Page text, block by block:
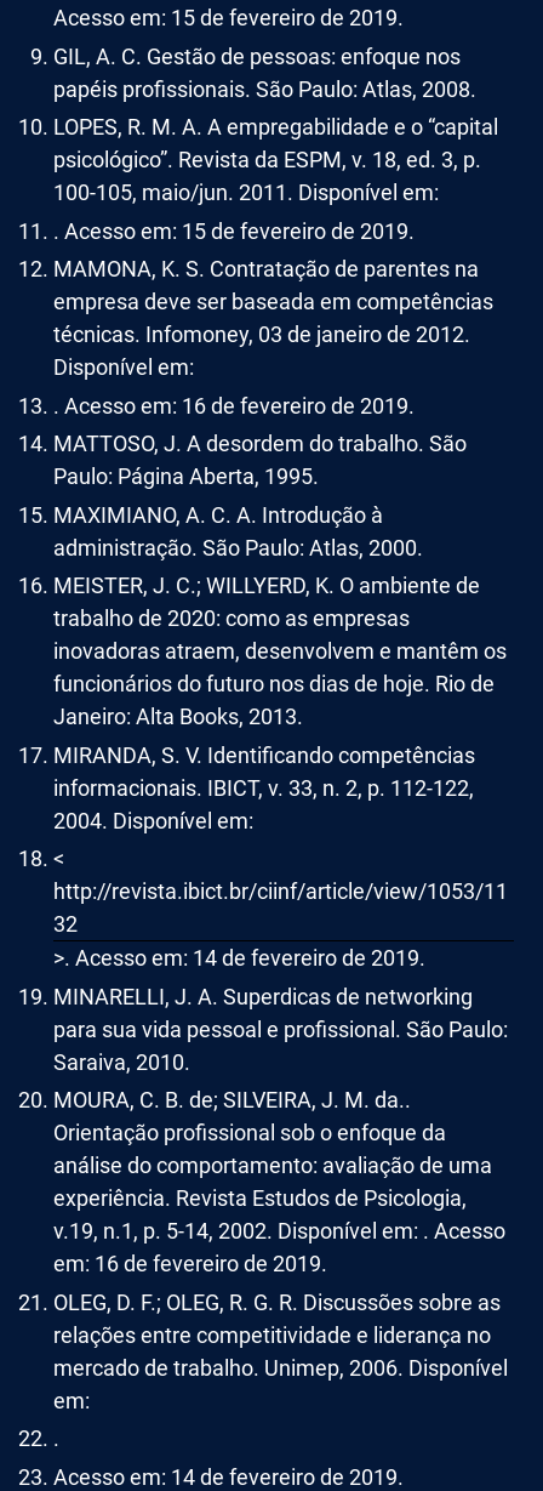
Acesso em: 15 de fevereiro de 2019.
GIL, A. C. Gestão de pessoas: enfoque nos
papéis profissionais. São Paulo: Atlas, 2008.
LOPES, R. M. A. A empregabilidade e o “capital
psicológico”. Revista da ESPM, v. 18, ed. 3, p.
100-105, maio/jun. 2011. Disponível em:
. Acesso em: 15 de fevereiro de 2019.
MAMONA, K. S. Contratação de parentes na
empresa deve ser baseada em competências
técnicas. Infomoney, 03 de janeiro de 2012.
Disponível em:
. Acesso em: 16 de fevereiro de 2019.
MATTOSO, J. A desordem do trabalho. São
Paulo: Página Aberta, 1995.
MAXIMIANO, A. C. A. Introdução à
administração. São Paulo: Atlas, 2000.
MEISTER, J. C.; WILLYERD, K. O ambiente de
trabalho de 2020: como as empresas
inovadoras atraem, desenvolvem e mantêm os
funcionários do futuro nos dias de hoje. Rio de
Janeiro: Alta Books, 2013.
MIRANDA, S. V. Identificando competências
informacionais. IBICT, v. 33, n. 2, p. 112-122,
2004. Disponível em:
<
http://revista.ibict.br/ciinf/article/view/1053/11
32
>. Acesso em: 14 de fevereiro de 2019.
MINARELLI, J. A. Superdicas de networking
para sua vida pessoal e profissional. São Paulo:
Saraiva, 2010.
MOURA, C. B. de; SILVEIRA, J. M. da..
Orientação profissional sob o enfoque da
análise do comportamento: avaliação de uma
experiência. Revista Estudos de Psicologia,
v.19, n.1, p. 5-14, 2002. Disponível em: . Acesso
em: 16 de fevereiro de 2019.
OLEG, D. F.; OLEG, R. G. R. Discussões sobre as
relações entre competitividade e liderança no
mercado de trabalho. Unimep, 2006. Disponível
em:
.
Acesso em: 14 de fevereiro de 2019.